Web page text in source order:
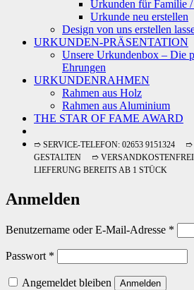
Urkunden für Familie /
Urkunde neu erstellen
Design von uns erstellen
URKUNDEN-PRÄSENTATION
Unsere Urkundenbox – Die
Ehrungen
URKUNDENRAHMEN
Rahmen aus Holz
Rahmen aus Aluminium
THE STAR OF FAME AWARD
➱ SERVICE-TELEFON: 02653 9151324
GESTALTEN ➱
LIEFERUNG BEREITS AB 1 STÜCK
Anmelden
Benutzername oder E-Mail-Adresse *
Passwort *
Angemeldet bleiben Anmelden